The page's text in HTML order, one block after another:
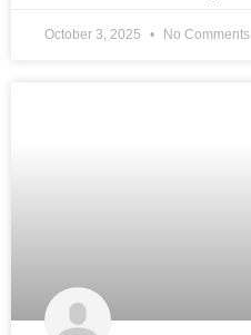
October 3, 2025 No Comments